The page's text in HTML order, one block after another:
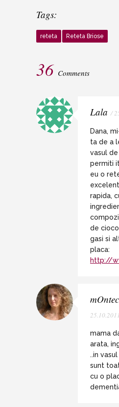
Tags:
reteta Reteta Briose
36 Comments
Lala /
Dana,
ta de a
vasul de
permiti
eu o
rapida,
de
gasi si
placa:
http://
25.10.2011
mama
arata,
..in
sunt
cu o